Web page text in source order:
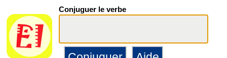
Conjuguer le verbe